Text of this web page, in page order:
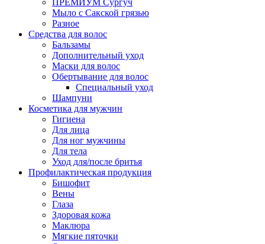
ПРЕМИУМ Сургуч
Мыло с Сакской грязью
Разное
Средства для волос
Бальзамы
Дополнительный уход
Маски для волос
Обертывание для волос
Специальный уход
Шампуни
Косметика для мужчин
Гигиена
Для лица
Для ног мужчины
Для тела
Уход для/после бритья
Профилактическая продукция
Бишофит
Вены
Глаза
Здоровая кожа
Маклюра
Мягкие пяточки